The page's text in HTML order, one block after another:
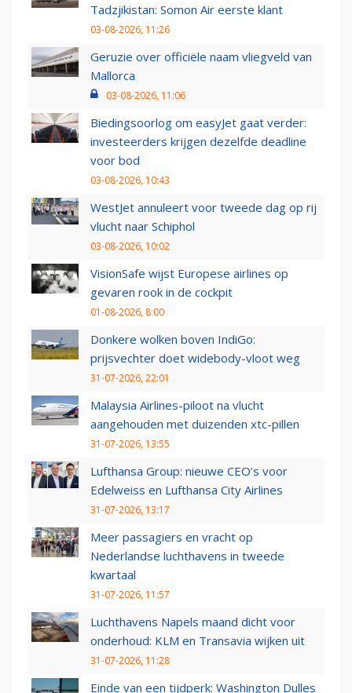
Tadzjikistan: Somon Air eerste klant
03-08-2026, 11:26
Geruzie over officiële naam vliegveld van
Mallorca
03-08-2026, 11:06
Biedingsoorlog om easyJet gaat verder:
investeerders krijgen dezelfde deadline
voor bod
03-08-2026, 10:43
WestJet annuleert voor tweede dag op rij
vlucht naar Schiphol
03-08-2026, 10:02
VisionSafe wijst Europese airlines op
gevaren rook in de cockpit
01-08-2026, 8:00
Donkere wolken boven IndiGo:
prijsvechter doet widebody-vloot weg
31-07-2026, 22:01
Malaysia Airlines-piloot na vlucht
aangehouden met duizenden xtc-pillen
31-07-2026, 13:55
Lufthansa Group: nieuwe CEO’s voor
Edelweiss en Lufthansa City Airlines
31-07-2026, 13:17
Meer passagiers en vracht op
Nederlandse luchthavens in tweede
kwartaal
31-07-2026, 11:57
Luchthavens Napels maand dicht voor
onderhoud: KLM en Transavia wijken uit
31-07-2026, 11:28
Einde van een tijdperk: Washington Dulles